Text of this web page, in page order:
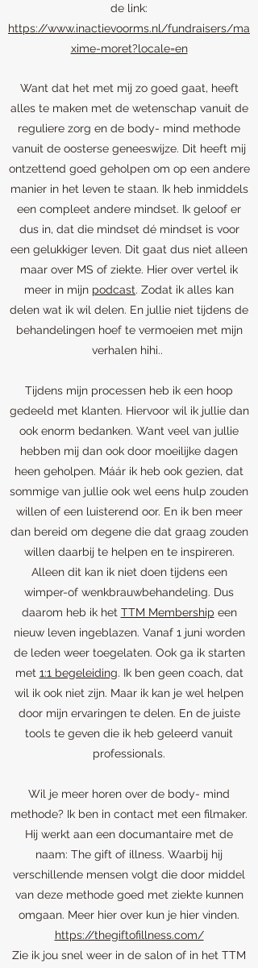
de link:
https://www.inactievoorms.nl/fundraisers/ma
xime-moret?locale=en
Want dat het met mij zo goed gaat, heeft
alles te maken met de wetenschap vanuit de
reguliere zorg en de body- mind methode
vanuit de oosterse geneeswijze. Dit heeft mij
ontzettend goed geholpen om op een andere
manier in het leven te staan. Ik heb inmiddels
een compleet andere mindset. Ik geloof er
dus in, dat die mindset dé mindset is voor
een gelukkiger leven. Dit gaat dus niet alleen
maar over MS of ziekte. Hier over vertel ik
meer in mijn podcast. Zodat ik alles kan
delen wat ik wil delen. En jullie niet tijdens de
behandelingen hoef te vermoeien met mijn
verhalen hihi..
Tijdens mijn processen heb ik een hoop
gedeeld met klanten. Hiervoor wil ik jullie dan
ook enorm bedanken. Want veel van jullie
hebben mij dan ook door moeilijke dagen
heen geholpen. Máár ik heb ook gezien, dat
sommige van jullie ook wel eens hulp zouden
willen of een luisterend oor. En ik ben meer
dan bereid om degene die dat graag zouden
willen daarbij te helpen en te inspireren.
Alleen dit kan ik niet doen tijdens een
wimper-of wenkbrauwbehandeling. Dus
daarom heb ik het TTM Membership een
nieuw leven ingeblazen. Vanaf 1 juni worden
de leden weer toegelaten. Ook ga ik starten
met 1:1 begeleiding. Ik ben geen coach, dat
wil ik ook niet zijn. Maar ik kan je wel helpen
door mijn ervaringen te delen. En de juiste
tools te geven die ik heb geleerd vanuit
professionals.
Wil je meer horen over de body- mind
methode? Ik ben in contact met een filmaker.
Hij werkt aan een documantaire met de
naam: The gift of illness. Waarbij hij
verschillende mensen volgt die door middel
van deze methode goed met ziekte kunnen
omgaan. Meer hier over kun je hier vinden.
https://thegiftofillness.com/
Zie ik jou snel weer in de salon of in het TTM